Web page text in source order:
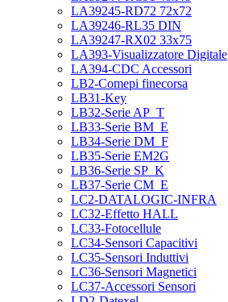
LA39245-RD72 72x72
LA39246-RL35 DIN
LA39247-RX02 33x75
LA393-Visualizzatore Digitale
LA394-CDC Accessori
LB2-Comepi finecorsa
LB31-Key
LB32-Serie AP_T
LB33-Serie BM_E
LB34-Serie DM_F
LB35-Serie EM2G
LB36-Serie SP_K
LB37-Serie CM_E
LC2-DATALOGIC-INFRA
LC32-Effetto HALL
LC33-Fotocellule
LC34-Sensori Capacitivi
LC35-Sensori Induttivi
LC36-Sensori Magnetici
LC37-Accessori Sensori